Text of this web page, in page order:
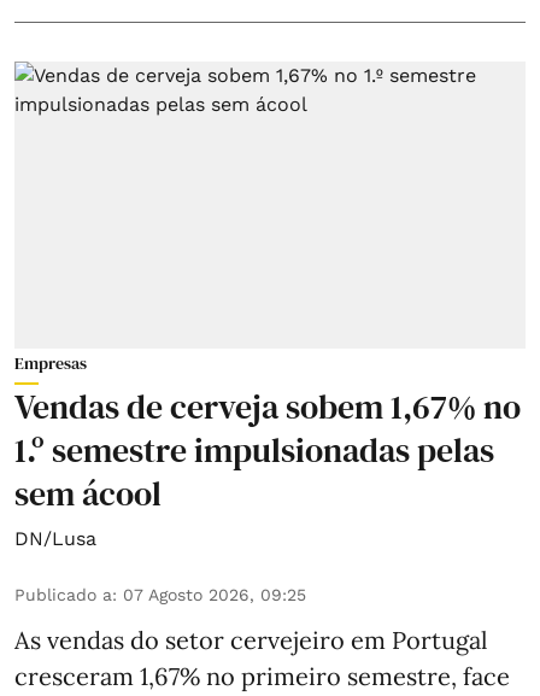
Empresas
Vendas de cerveja sobem 1,67% no
1.º semestre impulsionadas pelas
sem ácool
DN/Lusa
Publicado a: 07 Agosto 2026, 09:25
As vendas do setor cervejeiro em Portugal
cresceram 1,67% no primeiro semestre, face